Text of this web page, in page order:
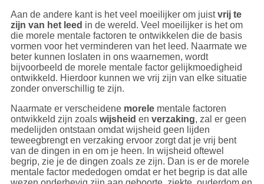
Aan de andere kant is het veel moeilijker om juistvrij te
zijn van het leed in de wereld. Veel moeilijker is het om
die morele mentale factoren te ontwikkelen die de basis
vormen voor het verminderen van het leed. Naarmate we
beter kunnen loslaten in ons waarnemen, wordt
bijvoorbeeld de morele mentale factor gelijkmoedigheid
ontwikkeld. Hierdoor kunnen we vrij zijn van elke situatie
zonder onverschillig te zijn.
Naarmate er verscheidene morelementale factoren
ontwikkeld zijn zoals wijsheid en verzaking, zal er geen
medelijden ontstaan omdat wijsheid geen lijden
teweegbrengt en verzaking ervoor zorgt dat je vrij bent
van de dingen in en om je heen. In wijsheid oftewel
begrip, zie je de dingen zoals ze zijn. Dan is er de morele
mentale factor mededogen omdat er het begrip is dat alle